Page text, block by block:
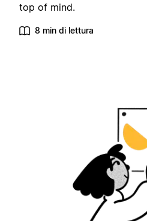
top of mind.
8 min di lettura